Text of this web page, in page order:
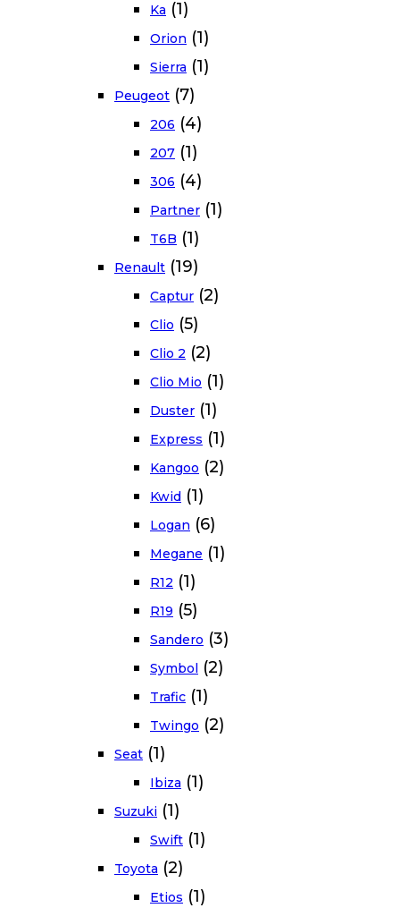
Ka (1)
Orion (1)
Sierra (1)
Peugeot (7)
206 (4)
207 (1)
306 (4)
Partner (1)
T6B (1)
Renault (19)
Captur (2)
Clio (5)
Clio 2 (2)
Clio Mio (1)
Duster (1)
Express (1)
Kangoo (2)
Kwid (1)
Logan (6)
Megane (1)
R12 (1)
R19 (5)
Sandero (3)
Symbol (2)
Trafic (1)
Twingo (2)
Seat (1)
Ibiza (1)
Suzuki (1)
Swift (1)
Toyota (2)
Etios (1)